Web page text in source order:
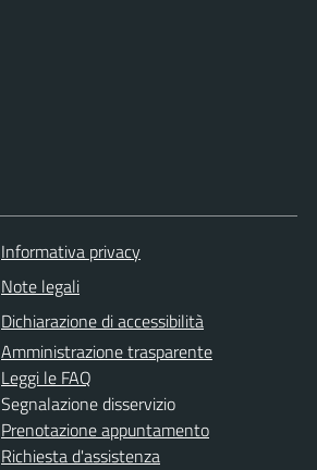
Informativa privacy
Note legali
Dichiarazione di accessibilità
Amministrazione trasparente
Leggi le FAQ
Segnalazione disservizio
Prenotazione appuntamento
Richiesta d'assistenza